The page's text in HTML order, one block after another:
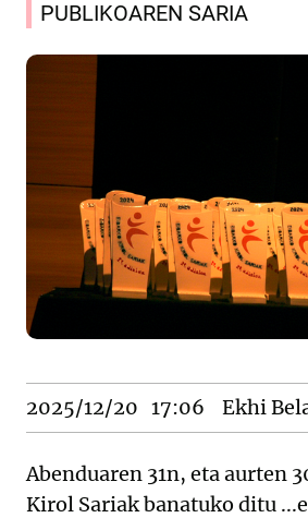
PUBLIKOAREN SARIA
2025/12/20 17:06 Ekhi
Abenduaren 31n, eta aurten
Kirol Sariak banatuko ditu